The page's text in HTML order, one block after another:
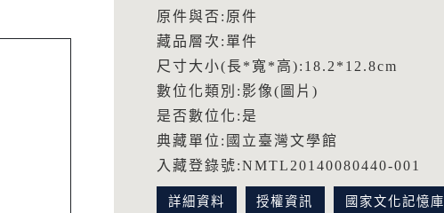
原件與否:原件
藏品層次:單件
尺寸大小(長*寬*高):18.2*12.8cm
數位化類別:影像(圖片)
是否數位化:是
典藏單位:國立臺灣文學館
入藏登錄號:NMTL20140080440-001
詳細資料 授權資訊 國家文化記憶庫